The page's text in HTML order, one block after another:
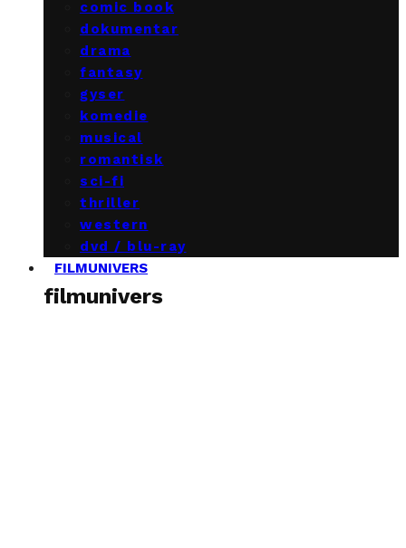
comic book
dokumentar
drama
fantasy
gyser
komedie
musical
romantisk
sci-fi
thriller
western
dvd / blu-ray
FILMUNIVERS
filmunivers